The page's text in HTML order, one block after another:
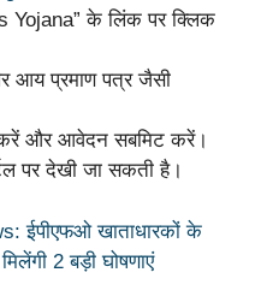
Yojana” के लिंक पर क्लिक
आय प्रमाण पत्र जैसी
और आवेदन सबमिट करें।
पर देखी जा सकती है।
ईपीएफओ खाताधारकों के
2 बड़ी घोषणाएं